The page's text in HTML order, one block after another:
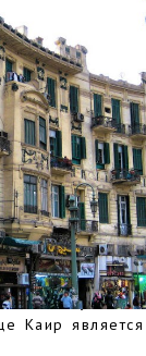
музыка,
ночах, пряных
толпе, не
застроенных
сам по себе —
город — Маср
Нила. В
лето
редки
идут, то
Каир